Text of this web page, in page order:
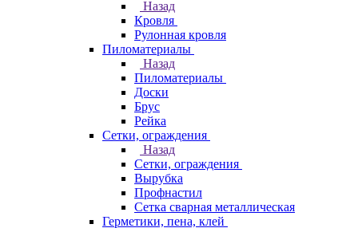
Назад
Кровля
Рулонная кровля
Пиломатериалы
Назад
Пиломатериалы
Доски
Брус
Рейка
Сетки, ограждения
Назад
Сетки, ограждения
Вырубка
Профнастил
Сетка сварная металлическая
Герметики, пена, клей